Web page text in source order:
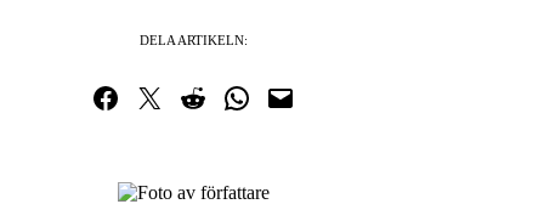
DELA ARTIKELN:
Dela på Facebook
Dela på TwitterDela på RedditDela i WhatsApp
Maila en länk